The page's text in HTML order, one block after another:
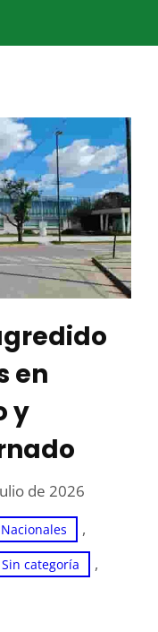
en
y
de 2026
Nacionales ,
Sin categoría ,